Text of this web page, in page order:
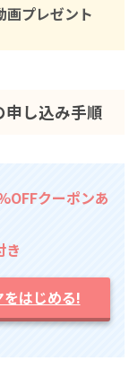
画プレゼント
申し込み手順
クーポンあ
き
はじめる!